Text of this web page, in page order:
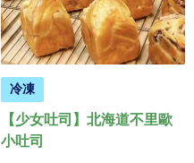
冷凍
【少女吐司】北海道不里歐
小吐司